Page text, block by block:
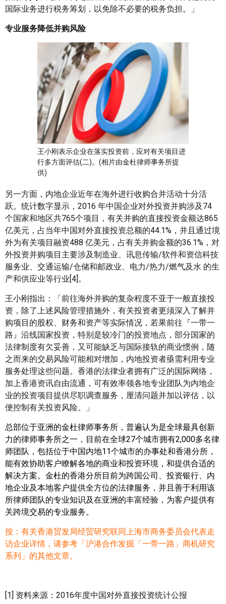
国际业务进行税务筹划，以免除不必要的税务负担。」
专业服务降低并购风险
王小刚表示企业在落实投资前，应对有关项目进
行多方面评估(二)。(相片由金杜律师事务所提
供)
另一方面，内地企业近年在海外进行收购合并活动十分活
跃。统计数字显示，2016 年中国企业对外投资并购涉及74
个国家和地区共765个项目，有关并购的直接投资金额达865
亿美元，占当年中国对外直接投资总额的44.1%，并且通过境
外为有关项目融资488 亿美元，占有关并购金额的36.1%，对
外投资并购项目主要涉及制造业、讯息传输/软件和资信科技
服务业、交通运输/仓储和邮政业、电力/热力/燃气及水 的生
产和供应业等行业[4]。
王小刚指出：「前往海外并购的复杂程度不亚于一般直接投
资，除了上述风险管理措施外，有关投资者更须深入了解并
购项目的股权、财务和资产等实际情况，若果前往『一带一
路』沿线国家投资，特别是较冷门的投资地点，部分国家的
法律制度有欠妥善，又可能缺乏与国际接轨的商业惯例，随
之而来的交易风险可能相对增加，内地投资者亟需利用专业
服务处理这些问题。香港的法律业者拥有广泛的国际网络，
加上香港资讯自由流通，可有效率领各地专业团队为内地企
业的投资项目提供尽职调查服务，厘清问题并加以评估，以
便控制有关投资风险。」
总部位于亚洲的金杜律师事务所，普遍认为是全球最具创新
力的律师事务所之一，目前在全球27个城市拥有2,000多名律
师团队，包括位于中国内地11个城市的办事处和香港分所，
能有效协助客户瞭解各地的商业和投资环境，和提供合适的
解决方案。金杜的香港分所目前为跨国公司、投资银行、内
地企业及本地客户提供全方位的法律服务，并且善于利用该
所律师团队的专业知识及在亚洲的丰富经验，为客户提供有
关跨境交易的专业服务。
按：有关香港贸发局经贸研究联同上海市商务委员会代表走
访企业详情，请参考「沪港合作发掘「一带一路」商机研究
系列」的其他文章。
[1] 资料来源：2016年度中国对外直接投资统计公报